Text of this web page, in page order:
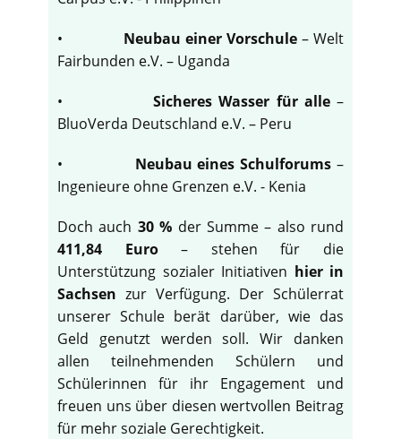
• Neubau einer Vorschule – Welt
Fairbunden e.V. – Uganda
•Sicheres Wasser für alle–
BluoVerda Deutschland e.V. – Peru
• Neubau eines Schulforums –
Ingenieure ohne Grenzen e.V. - Kenia
Doch auch 30 % der Summe – also rund
411,84 Euro– stehen für die
Unterstützung sozialer Initiativen hier in
Sachsen zur Verfügung. Der Schülerrat
unserer Schule berät darüber, wie das
Geld genutzt werden soll. Wir danken
allen teilnehmenden Schülern und
Schülerinnen für ihr Engagement und
freuen uns über diesen wertvollen Beitrag
für mehr soziale Gerechtigkeit.